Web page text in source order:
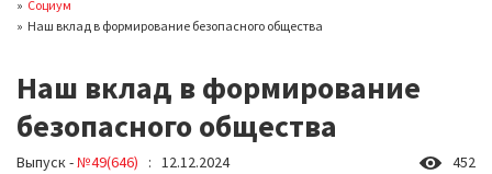
Социум
Наш вклад в формирование безопасного общества
Наш вклад в формирование
безопасного общества
Выпуск -№49(646) : 12.12.2024 452